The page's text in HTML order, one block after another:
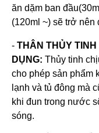
ăn dặm ban
(120ml ~) sẽ trở nên
- THÂN THỦY
DỤNG: Thủy tinh
cho phép sản phẩm
lạnh và tủ đông mà
khi đun trong nước
sóng.